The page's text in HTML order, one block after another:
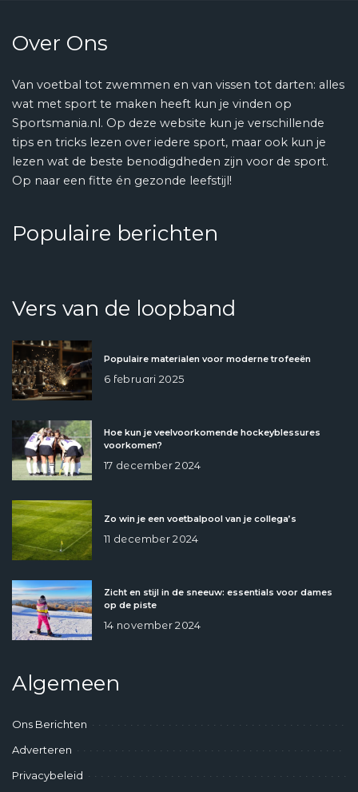
Over Ons
Van voetbal tot zwemmen en van vissen tot darten: alles
wat met sport te maken heeft kun je vinden op
Sportsmania.nl. Op deze website kun je verschillende
tips en tricks lezen over iedere sport, maar ook kun je
lezen wat de beste benodigdheden zijn voor de sport.
Op naar een fitte én gezonde leefstijl!
Populaire berichten
Vers van de loopband
Populaire materialen voor moderne trofeeën
6 februari 2025
Hoe kun je veelvoorkomende hockeyblessures
voorkomen?
17 december 2024
Zo win je een voetbalpool van je collega’s
11 december 2024
Zicht en stijl in de sneeuw: essentials voor dames
op de piste
14 november 2024
Algemeen
Ons Berichten
Adverteren
Privacybeleid